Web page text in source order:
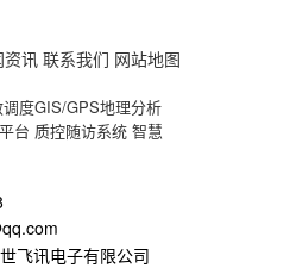
资讯 联系我们 网站地图
调度GIS/GPS地理分析
台 质控随访系统 智慧
飞讯电子有限公司